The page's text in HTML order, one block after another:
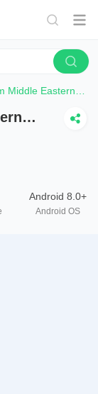
Eastern Recipes
Android 8.0+
Android OS